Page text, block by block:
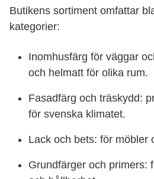
Butikens sortiment omfattar
kategorier:
Inomhusfärg för väggar
och helmatt för olika rum.
Fasadfärg och träskydd:
för svenska klimatet.
Lack och bets: för möbler
Grundfärger och primers: